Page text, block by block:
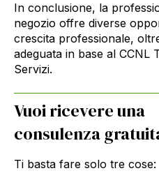
In conclusione, la
negozio offre diverse
crescita professionale,
adeguata in base al CCNL
Servizi.
Vuoi ricevere una
consulenza
Ti basta fare solo tre cose: